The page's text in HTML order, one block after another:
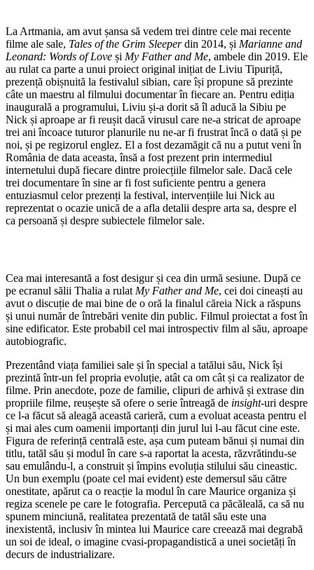
La Artmania, am avut șansa să vedem trei dintre cele mai recente
filme ale sale, Tales of the Grim Sleeperdin 2014, și Marianne and
Leonard: Words of Love și My Father and Me, ambele din 2019. Ele
au rulat ca parte a unui proiect original inițiat de Liviu Tipuriță,
prezență obișnuită la festivalul sibian, care își propune să prezinte
câte un maestru al filmului documentar în fiecare an. Pentru ediția
inaugurală a programului, Liviu și-a dorit să îl aducă la Sibiu pe
Nick și aproape ar fi reușit dacă virusul care ne-a stricat de aproape
trei ani încoace tuturor planurile nu ne-ar fi frustrat încă o dată și pe
noi, și pe regizorul englez. El a fost dezamăgit că nu a putut veni în
România de data aceasta, însă a fost prezent prin intermediul
internetului după fiecare dintre proiecțiile filmelor sale. Dacă cele
trei documentare în sine ar fi fost suficiente pentru a genera
entuziasmul celor prezenți la festival, intervențiile lui Nick au
reprezentat o ocazie unică de a afla detalii despre arta sa, despre el
ca persoană și despre subiectele filmelor sale.
Cea mai interesantă a fost desigur și cea din urmă sesiune. După ce
pe ecranul sălii Thalia a rulat My Father and Me, cei doi cineaști au
avut o discuție de mai bine de o oră la finalul căreia Nick a răspuns
și unui număr de întrebări venite din public. Filmul proiectat a fost în
sine edificator. Este probabil cel mai introspectiv film al său, aproape
autobiografic.
Prezentând viața familiei sale și în special a tatălui său, Nick își
prezintă într-un fel propria evoluție, atât ca om cât și ca realizator de
filme. Prin anecdote, poze de familie, clipuri de arhivă și extrase din
propriile filme, reușește să ofere o serie întreagă de insight-uri despre
ce l-a făcut să aleagă această carieră, cum a evoluat aceasta pentru el
și mai ales cum oamenii importanți din jurul lui l-au făcut cine este.
Figura de referință centrală este, așa cum puteam bănui și numai din
titlu, tatăl său și modul în care s-a raportat la acesta, răzvrătindu-se
sau emulându-l, a construit și împins evoluția stilului său cineastic.
Un bun exemplu (poate cel mai evident) este demersul său către
onestitate, apărut ca o reacție la modul în care Maurice organiza și
regiza scenele pe care le fotografia. Percepută ca păcăleală, ca să nu
spunem minciună, realitatea prezentată de tatăl său este una
inexistentă, inclusiv în mintea lui Maurice care creează mai degrabă
un soi de ideal, o imagine cvasi-propagandistică a unei societăți în
decurs de industrializare.